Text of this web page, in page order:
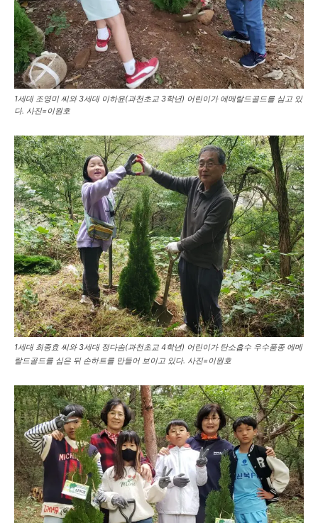
1세대 조영미 씨와 3세대 이하윤(과천초교 3학년) 어린이가 에메랄드골드를 심고 있
다. 사진=이원호
1세대 최종효 씨와 3세대 정다솜(과천초교 4학년) 어린이가 탄소흡수 우수품종 에메
랄드골드를 심은 뒤 손하트를 만들어 보이고 있다. 사진=이원호